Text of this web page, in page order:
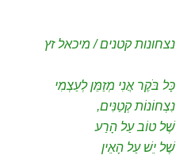
נצחונות קטנים / מיכאל זץ
כָּל בֹּקֶר אֲנִי מְזַמֵּן לְעַצְמִי
נִצְחוֹנוֹת קְטַנִּים,
שֶׁל טוֹב עַל הָרַע
שֶׁל יֵשׁ עַל הָאֵין